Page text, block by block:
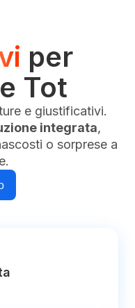
per
Tot
e giustificativi.
integrata,
o sorprese a